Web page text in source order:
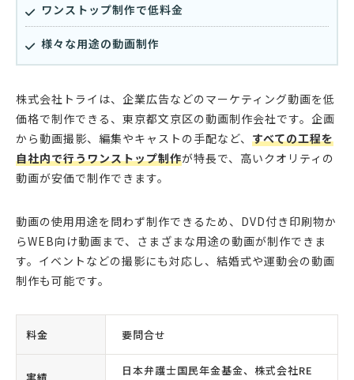
ワンストップ制作で低料金
様々な用途の動画制作
株式会社トライは、企業広告などのマーケティング動画を低
価格で制作できる、東京都文京区の動画制作会社です。企画
から動画撮影、編集やキャストの手配など、 すべての工程を
自社内で行うワンストップ制作が特長で、高いクオリティの
動画が安価で制作できます。
動画の使用用途を問わず制作できるため、DVD付き印刷物か
らWEB向け動画まで、さまざまな用途の動画が制作できま
す。イベントなどの撮影にも対応し、結婚式や運動会の動画
制作も可能です。
料金 要問合せ
日本弁護士国民年金基金、株式会社RE